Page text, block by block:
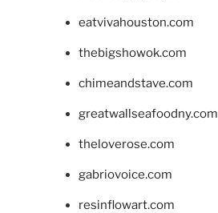
eatvivahouston.com
thebigshowok.com
chimeandstave.com
greatwallseafoodny.com
theloverose.com
gabriovoice.com
resinflowart.com